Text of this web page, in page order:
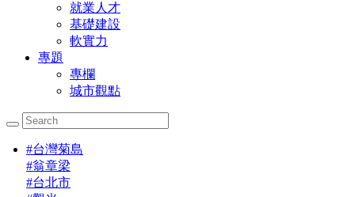
就業人才
基礎建設
軟實力
專題
專欄
城市觀點
#台灣菊島
#翁章梁
#台北市